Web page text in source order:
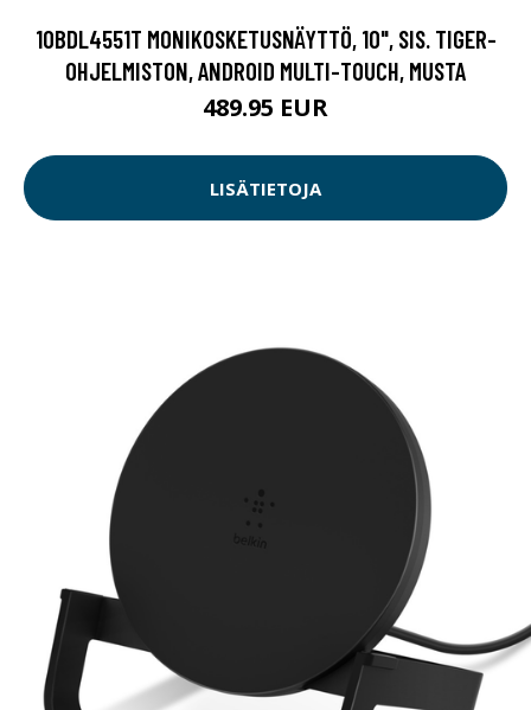
10BDL4551T MONIKOSKETUSNÄYTTÖ, 10", SIS. TIGER-
OHJELMISTON, ANDROID MULTI-TOUCH, MUSTA
489.95 EUR
LISÄTIETOJA